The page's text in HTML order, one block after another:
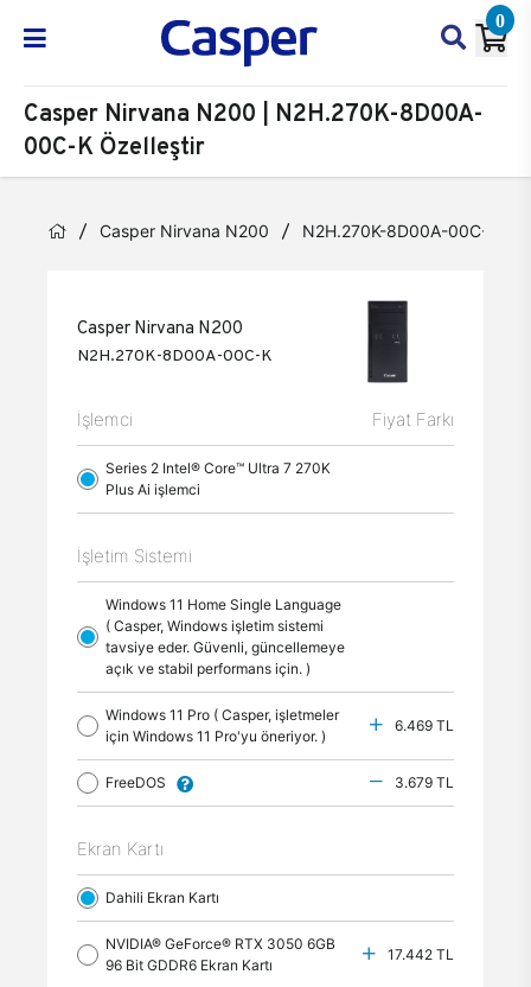
0
Casper Nirvana N200 | N2H.270K-8D00A-
00C-K Özelleştir
Casper Nirvana N200 N2H.270K-8D00A-00C-K
Casper Nirvana N200
N2H.270K-8D00A-00C-K
İşlemci Fiyat Farkı
Series 2 Intel® Core™ Ultra 7 270K
Plus Ai işlemci
İşletim Sistemi
Windows 11 Home Single Language
( Casper, Windows işletim sistemi
tavsiye eder. Güvenli, güncellemeye
açık ve stabil performans için. )
Windows 11 Pro ( Casper, işletmeler
için Windows 11 Pro'yu öneriyor. )
6.469 TL
FreeDOS 3.679 TL
Ekran Kartı
Dahili Ekran Kartı
NVIDIA® GeForce® RTX 3050 6GB
96 Bit GDDR6 Ekran Kartı
17.442 TL